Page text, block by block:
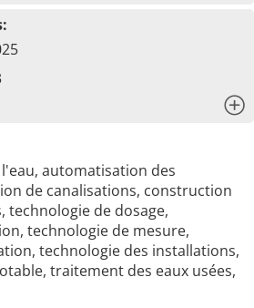
automatisation des
de canalisations, construction
technologie de dosage,
technologie de mesure,
technologie des installations,
traitement des eaux usées,